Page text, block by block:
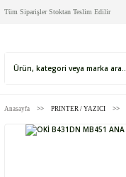
Tüm Siparişler Stoktan Teslim Edilir
Anasayfa PRINTER / YAZICI